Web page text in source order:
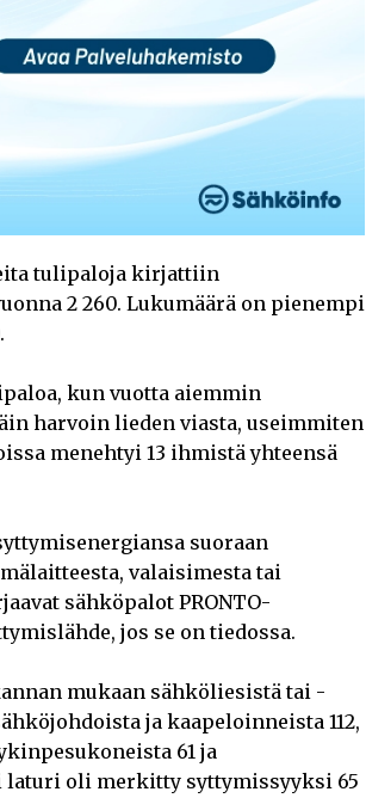
tulipaloja kirjattiin
2 260. Lukumäärä on pienempi
kun vuotta aiemmin
harvoin lieden viasta, useimmiten
menehtyi 13 ihmistä yhteensä
suoraan
valaisimesta tai
sähköpalot PRONTO-
jos se on tiedossa.
mukaan sähköliesistä tai -
ja kaapeloinneista 112,
61 ja
oli merkitty syttymissyyksi 65